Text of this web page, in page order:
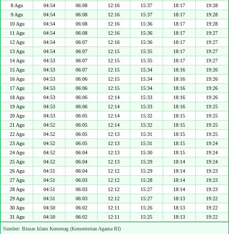
8 Agu
04:54 06:08 12:16 15:37 18:17
19:28
9 Agu
04:54 06:08 12:16 15:37 18:17
19:28
10 Agu
04:54 06:08 12:16 15:36 18:17
19:28
11 Agu
04:54 06:08 12:16 15:36 18:17
19:27
12 Agu
04:54 06:07 12:16 15:36 18:17
19:27
13 Agu
04:54 06:07 12:15 15:35 18:17
19:27
14 Agu
04:53 06:07 12:15 15:35 18:17
19:27
15 Agu
04:53 06:07 12:15 15:34 18:16
19:26
16 Agu
04:53 06:06 12:15 15:34 18:16
19:26
17 Agu
04:53 06:06 12:15 15:34 18:16
19:26
18 Agu
04:53 06:06 12:14 15:33 18:16
19:26
19 Agu
04:53 06:06 12:14 15:33 18:16
19:25
20 Agu
04:53 06:05 12:14 15:32 18:15
19:25
21 Agu
04:52 06:05 12:14 15:32 18:15
19:25
22 Agu
04:52 06:05 12:13 15:31 18:15
19:25
23 Agu
04:52 06:05 12:13 15:31 18:15
19:24
24 Agu
04:52 06:04 12:13 15:30 18:15
19:24
25 Agu
04:52 06:04 12:13 15:29 18:14
19:24
26 Agu
04:51 06:04 12:12 15:29 18:14
19:23
27 Agu
04:51 06:03 12:12 15:28 18:14
19:23
28 Agu
04:51 06:03 12:12 15:27 18:14
19:23
29 Agu
04:51 06:03 12:12 15:27 18:13
19:22
30 Agu
04:50 06:02 12:11 15:26 18:13
19:22
31 Agu
04:50 06:02 12:11 15:25 18:13 19:22
Sumber: Bimas Islam Kemenag (Kementerian Agama RI)